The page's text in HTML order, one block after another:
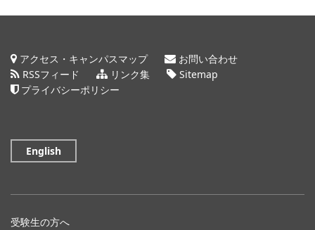
アクセス・キャンパスマップ
お問い合わせ
RSSフィード
リンク集
Sitemap
プライバシーポリシー
English
受験生の方へ